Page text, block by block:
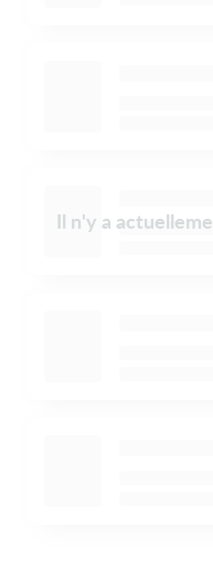
Il n'y a